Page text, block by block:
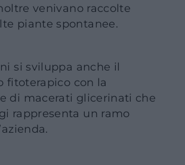
venivano raccolte
piante spontanee.
si sviluppa anche il
fitoterapico con la
di macerati glicerinati che
rappresenta un ramo